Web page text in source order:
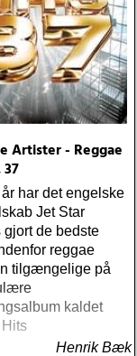
Artister - Reggae
år har det engelske
Jet Star
gjort de bedste
reggae
tilgængelige på
kaldet
Henrik Bæk